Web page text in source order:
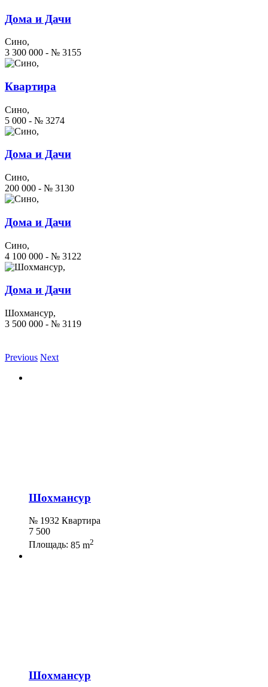
Дома и Дачи
Сино,
3 300 000 - № 3155
Квартира
Сино,
5 000 - № 3274
Дома и Дачи
Сино,
200 000 - № 3130
Дома и Дачи
Сино,
4 100 000 - № 3122
Дома и Дачи
Шохмансур,
3 500 000 - № 3119
Previous Next
Шохмансур
№ 1932 Квартира
7 500
Площадь: 85 m2
Шохмансур